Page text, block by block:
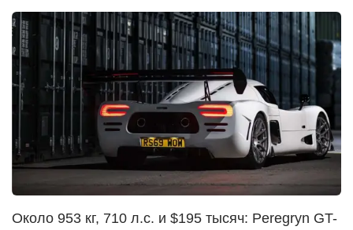
Около 953 кг, 710 л.с. и $195 тысяч: Peregryn GT-